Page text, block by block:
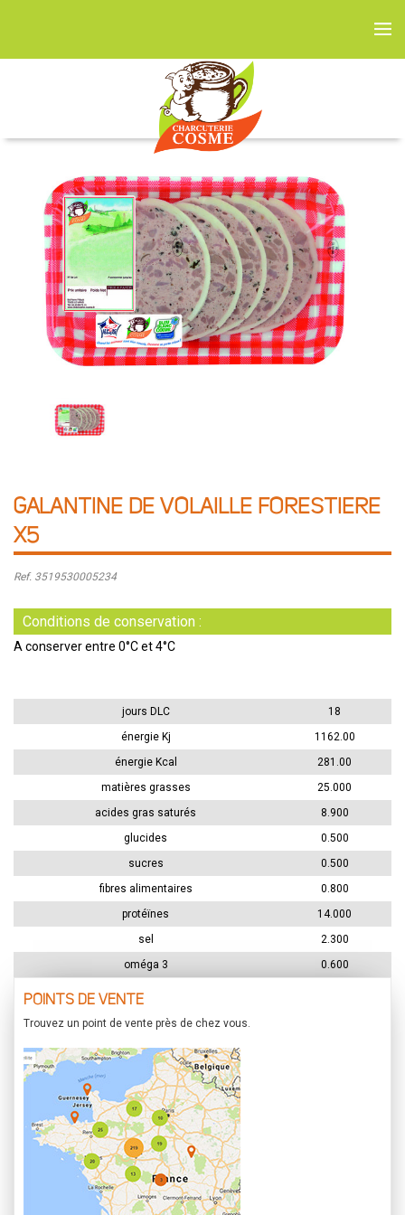
GALANTINE DE VOLAILLE FORESTIERE
X5
Ref. 3519530005234
Conditions de conservation :
A conserver entre 0°C et 4°C
jours DLC
18
énergie Kj
1162.00
énergie Kcal
281.00
matières grasses
25.000
acides gras saturés
8.900
glucides
0.500
sucres
0.500
fibres alimentaires
0.800
protéïnes
14.000
sel
2.300
oméga 3
0.600
POINTS DE VENTE
Trouvez un point de vente près de chez vous.